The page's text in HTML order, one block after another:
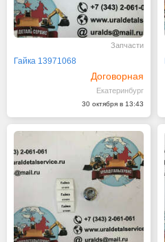
Запчасти
Гайка 13971068
Договорная
Екатеринбург
30 октября в 13:43